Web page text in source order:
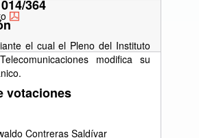
364
el cual el Pleno del Instituto
modifica su
votaciones
Contreras Saldívar